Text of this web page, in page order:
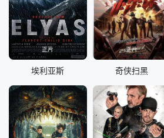
正片
埃利亚斯
正片
奇侠扫黑